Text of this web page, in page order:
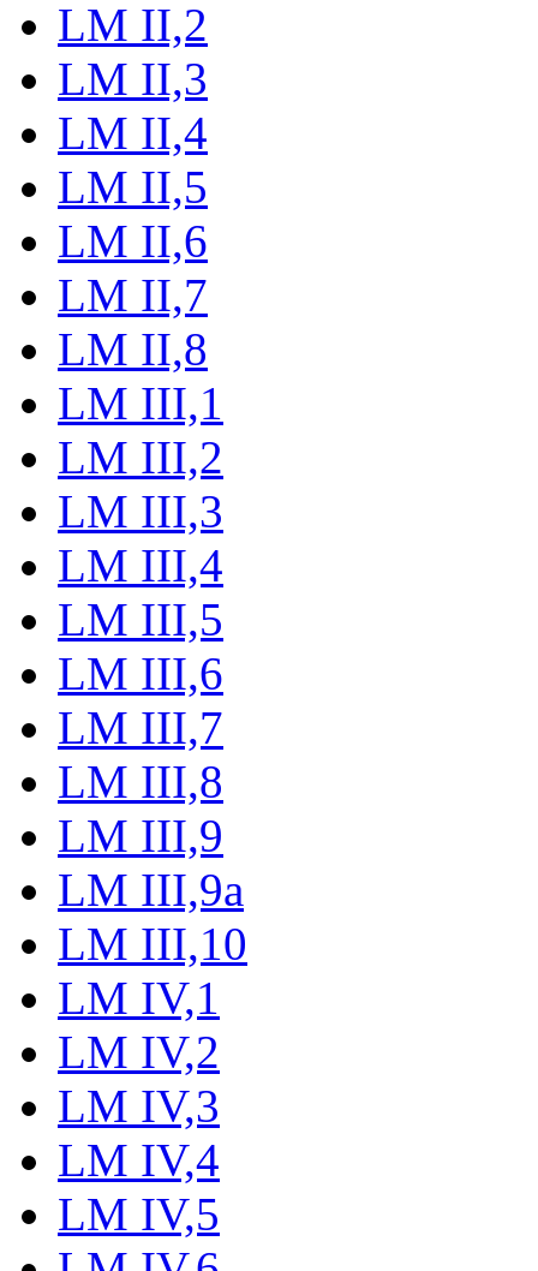
LM II,2
LM II,3
LM II,4
LM II,5
LM II,6
LM II,7
LM II,8
LM III,1
LM III,2
LM III,3
LM III,4
LM III,5
LM III,6
LM III,7
LM III,8
LM III,9
LM III,9a
LM III,10
LM IV,1
LM IV,2
LM IV,3
LM IV,4
LM IV,5